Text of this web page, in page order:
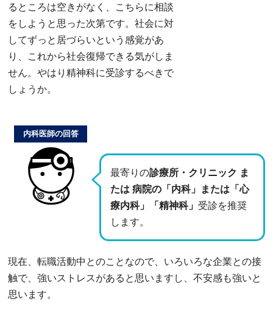
るところは空きがなく、こちらに相談
をしようと思った次第です。社会に対
してずっと居づらいという感覚があ
り、これから社会復帰できる気がしま
せん。やはり精神科に受診するべきで
しょうか。
最寄りの診療所・クリニック ま
たは 病院の「内科」または「心
療内科」「精神科」 受診を推奨
します。
内科医師の回答
現在、転職活動中とのことなので、いろいろな企業との接
触で、強いストレスがあると思いますし、不安感も強いと
思います。